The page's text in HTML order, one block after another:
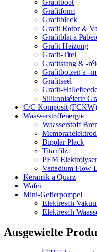
Grafitboot
Grafitform
Grafitblock
Grafit Rotor &
Grafitblat a
Grafit Heizung
Grafit-Titel
Grafitstang & -
Grafitbolzen a -
Grafitseel
Grafit-
Silikoniséierte
C/C Komposit (FCKW)
Waasserstoffenergie
Waasserstoff
Bipolar Plack
Titanfilz
PEM Elektrolyser
Vanadium Flow
Keramik a Quarz
Wafer
Mini-Gefierpompel
Elektresch
Elektresch
Ausgewielte